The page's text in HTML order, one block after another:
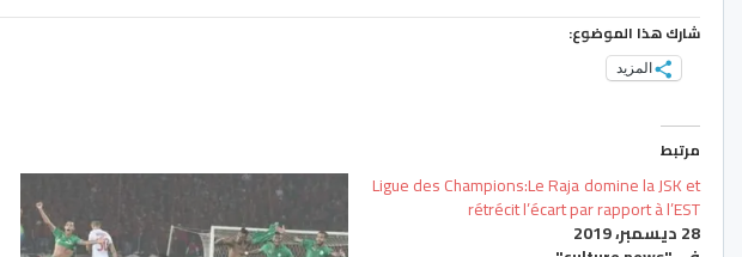
شارك هذا الموضوع:
المزيد
مرتبط
Ligue des Champions:Le Raja domine la JSK et
rétrécit l’écart par rapport à l’EST
28 ديسمبر، 2019